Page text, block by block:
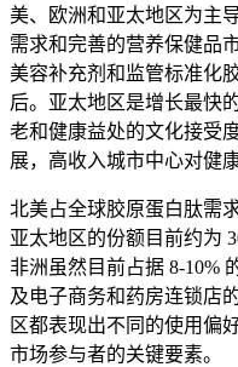
美、欧洲和亚太地区为主
需求和完善的营养保健品
美容补充剂和监管标准化
后。亚太地区是增长最快
老和健康益处的文化接受
展，高收入城市中心对健
北美占全球胶原蛋白肽需
亚太地区的份额目前约为
非洲虽然目前占据 8-10%
及电子商务和药房连锁店
区都表现出不同的使用偏
市场参与者的关键要素。